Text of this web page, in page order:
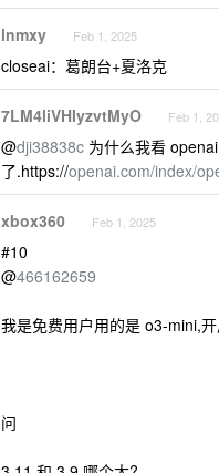
lnmxy Feb 1, 2025
closeai：葛朗台+夏洛克
7LM4liVHIyzvtMyO Feb 1,
@dji38838c 为什么我看
了.https://openai.com/index/
xbox360 Feb 1, 2025
#10
@466162659
我是免费用户用的是 o3-mini,
问